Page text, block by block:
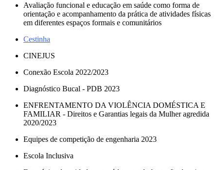
Avaliação funcional e educação em saúde como forma de
orientação e acompanhamento da prática de atividades físicas
em diferentes espaços formais e comunitários
Cestinha
CINEJUS
Conexão Escola 2022/2023
Diagnóstico Bucal - PDB 2023
ENFRENTAMENTO DA VIOLÊNCIA DOMÉSTICA E
FAMILIAR - Direitos e Garantias legais da Mulher agredida
2020/2023
Equipes de competição de engenharia 2023
Escola Inclusiva